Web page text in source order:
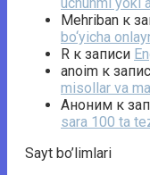
uchunmi yoki
Mehriban к
bo‘yicha
R к записи
anoim к
misollar va
Аноним к
sara 100 ta
Sayt bo’limlari